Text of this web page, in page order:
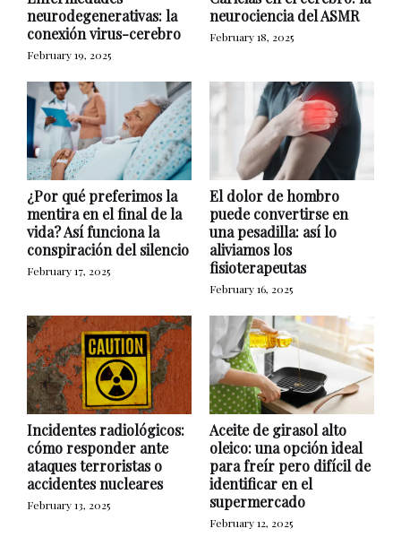
neurodegenerativas: la
conexión virus-cerebro
February 19, 2025
neurociencia del ASMR
February 18, 2025
¿Por qué preferimos la
mentira en el final de la
vida? Así funciona la
conspiración del silencio
February 17, 2025
El dolor de hombro
puede convertirse en
una pesadilla: así lo
aliviamos los
fisioterapeutas
February 16, 2025
Incidentes radiológicos:
cómo responder ante
ataques terroristas o
accidentes nucleares
February 13, 2025
Aceite de girasol alto
oleico: una opción ideal
para freír pero difícil de
identificar en el
supermercado
February 12, 2025